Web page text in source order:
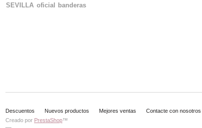
SEVILLA oficial banderas
Descuentos Nuevos productos Mejores ventas Contacte con nosotros
Creado por PrestaShop™